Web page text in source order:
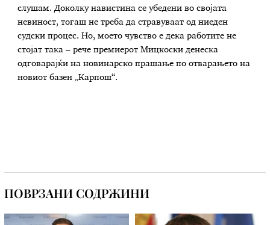
слушам. Доколку навистина се убедени во својата
невиност, тогаш не треба да стравуваат од ниеден
судски процес. Но, моето чувство е дека работите не
стојат така – рече премиерот Мицкоски денеска
одговарајќи на новинарско прашање по отварањето на
новиот базен „Карпош“.
ПОВРЗАНИ СОДРЖИНИ